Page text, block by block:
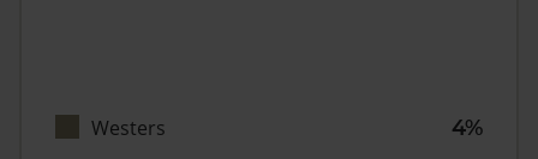
Westers
4%